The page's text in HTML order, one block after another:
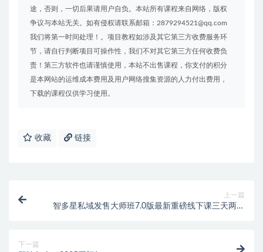
途，否则，一切后果请用户自负。本站所有课程来自网络，版权
争议与本站无关。如有侵权请联系邮箱：2879294521@qq.com
我们将第一时间处理！。项目教程如涉及其它第三方收费服务环
节，请自行判断项目可操作性，我们不对其它第三方任何收费负
责！第三方软件也请谨慎使用，本站不出售课程，你支付的积分
是本网站的运维成本费用及用户网络搜集资源的人力付出费用，
下载的课程仅供学习使用。
收藏 链接
上一篇
智多星私域发售大师班7.0版最新重磅线下课三天两夜
下一篇